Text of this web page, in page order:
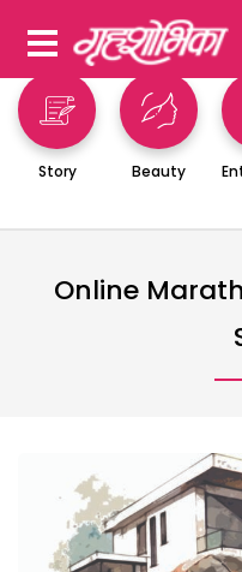
Story Beauty
Online